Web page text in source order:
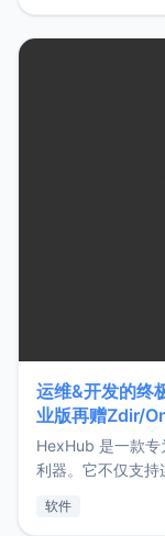
运维&开发的终
业版再赠Zdir/
HexHub 是一款
利器。它不仅支持
件间频繁切换，
软件